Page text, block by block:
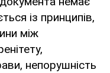
із принципів,
між
непорушність